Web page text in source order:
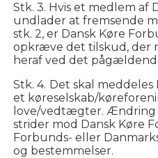
Stk. 3. Hvis et medlem af
undlader at fremsende
stk. 2, er Dansk Køre
opkræve det tilskud, der
heraf ved det
Stk. 4. Det skal meddeles
et køreselskab/
love/vedtægter. Ændring
strider mod Dansk Køre
Forbunds- eller
og bestemmelser.